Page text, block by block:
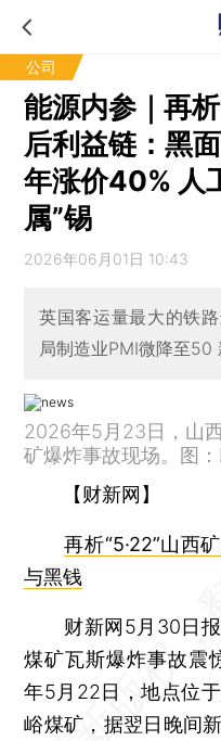
公司
能源内参｜再
后利益链：黑
年涨价40% 人
属”锡
2026年06月01日 10:43
英国客运量最大的铁
局制造业PMI微降至50
2026年5月23日，山
矿爆炸事故现场。图
【财新网】
再析“5·22”山西
与黑钱
财新网5月30日报
煤矿瓦斯爆炸事故震
年5月22日，地点位
峪煤矿，据翌日晚间